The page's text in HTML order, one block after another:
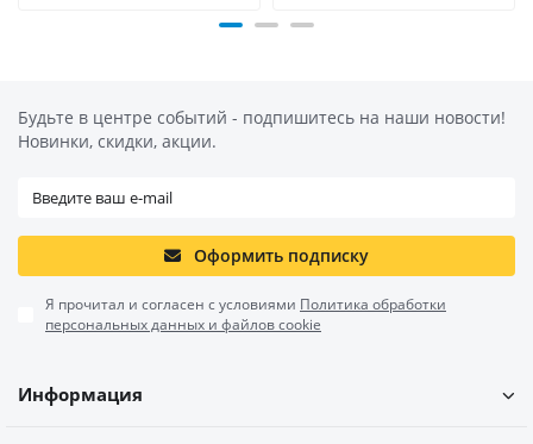
Будьте в центре событий - подпишитесь на наши новости!
Новинки, скидки, акции.
Оформить подписку
Я прочитал и согласен с условиями Политика обработки
персональных данных и файлов cookie
Информация